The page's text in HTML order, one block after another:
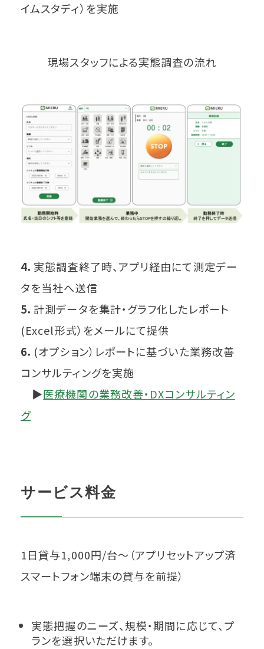
イムスタディ）を実施
現場スタッフによる実態調査の流れ
4． 実態調査終了時、アプリ経由にて測定デー
タを当社へ送信
5．計測データを集計・グラフ化したレポート
(Excel形式）をメールにて提供
6． (オプション）レポートに基づいた業務改善
コンサルティングを実施
▶医療機関の業務改善・DXコンサルティン
グ
サービス料金
1日貸与1,000円/台～（アプリセットアップ済
スマートフォン端末の貸与を前提）
実態把握のニーズ、規模・期間に応じて、プ
ランを選択いただけます。